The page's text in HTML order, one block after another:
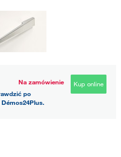
Na zamówienie
po
Kup online